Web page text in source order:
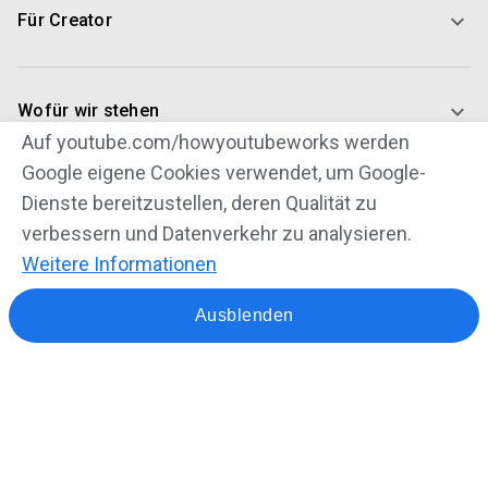
Auf youtube.com/howyoutubeworks werden
Google eigene Cookies verwendet, um Google-
Dienste bereitzustellen, deren Qualität zu
verbessern und Datenverkehr zu analysieren.
Weitere Informationen
Ausblenden
Für Creator
Wofür wir stehen
Richtlinien und Sicherheit Urheberrecht
Markenrichtlinien Datenschutz